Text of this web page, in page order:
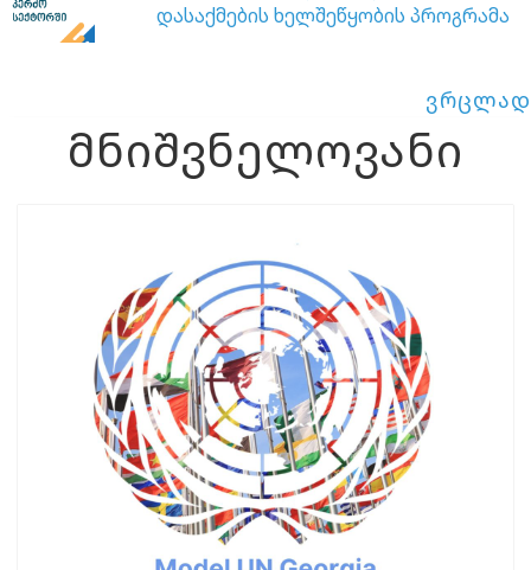
დასაქმების ხელშეწყობის პროგრამა
ვრცლად
მნიშვნელოვანი